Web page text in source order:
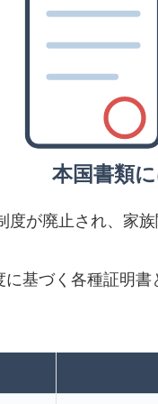
本国書類
が廃止され、家
基づく各種証明